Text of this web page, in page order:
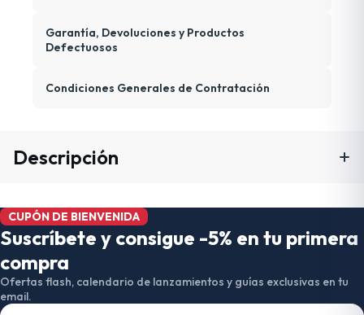
Garantía, Devoluciones y Productos
Defectuosos
Condiciones Generales de Contratación
Descripción
CUPÓN DE BIENVENIDA
Suscríbete y consigue -5% en tu primera
compra
Ofertas flash, calendario de lanzamientos y guías exclusivas en tu
email.